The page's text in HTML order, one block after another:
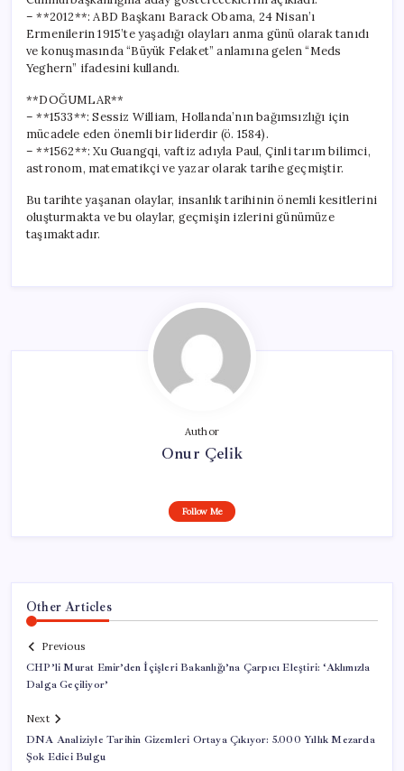
– **2012**: ABD Başkanı Barack Obama, 24 Nisan’ı
Ermenilerin 1915’te yaşadığı olayları anma günü olarak tanıdı
ve konuşmasında “Büyük Felaket” anlamına gelen “Meds
Yeghern” ifadesini kullandı.
**DOĞUMLAR**
– **1533**: Sessiz William, Hollanda’nın bağımsızlığı için
mücadele eden önemli bir liderdir (ö. 1584).
– **1562**: Xu Guangqi, vaftiz adıyla Paul, Çinli tarım bilimci,
astronom, matematikçi ve yazar olarak tarihe geçmiştir.
Bu tarihte yaşanan olaylar, insanlık tarihinin önemli kesitlerini
oluşturmakta ve bu olaylar, geçmişin izlerini günümüze
taşımaktadır.
Author
Onur Çelik
Follow Me
Other Articles
Previous
CHP’li Murat Emir’den İçişleri Bakanlığı’na Çarpıcı Eleştiri: ‘Aklımızla
Dalga Geçiliyor’
Next
DNA Analiziyle Tarihin Gizemleri Ortaya Çıkıyor: 5.000 Yıllık Mezarda
Şok Edici Bulgu